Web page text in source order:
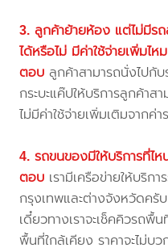
3. ลูกค้าย้ายห้อง แต่ไม่มีร
ได้หรือไม่ มีค่าใช้จ่ายเพิ่มไห
ตอบ ลูกค้าสามารถนั่งไปกั
กระบะแค๊ปให้บริการลูกค้า
ไม่มีค่าใช้จ่ายเพิ่มเติมจากค่
4. รถขนของมีให้บริการที่ไ
ตอบ เรามีเครือข่ายให้บริ
กรุงเทพและต่างจังหวัดครั
เดี๋ยวทางเราจะเช็คคิวรถพื้
พื้นที่ใกล้เคียง ราคาจะไม่บ